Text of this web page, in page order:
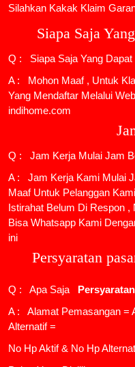
Silahkan Kakak Klaim
Siapa Saja
Q : Siapa Saja Yang
A : Mohon Maaf , Untuk
Yang Mendaftar Melalui
indihome.com
Q : Jam Kerja Mulai Jam
A : Jam Kerja Kami Mulai
Maaf Untuk Pelanggan
Istirahat Belum Di Respon
Bisa Whatsapp Kami
ini
Persyaratan
Q : Apa Saja
A : Alamat Pemasangan =
Alternatif =
No Hp Aktif & No Hp